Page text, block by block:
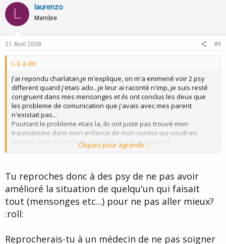
L laurenzo
Membre
21 Avril 2008 #9
L-S à dit:
J'ai repondu charlatan,je m'explique, on m'a emmené voir 2 psy
different quand j'etais ado...je leur ai raconté n'imp, je suis resté
congruent dans mes mensonges et ils ont conclus les deux que
les probleme de comunication que j'avais avec mes parent
n'existait pas...
Pourtant le probleme etais la, ils ont juste pas trouvé mon
traumatisme dans mon enfance de mon surmoi qui voudrais
manger mon moi enfant et et mon moi grand parent...
Cliquez pour agrandir...
Tu reproches donc à des psy de ne pas avoir
amélioré la situation de quelqu'un qui faisait
tout (mensonges etc...) pour ne pas aller mieux?
:roll:
Reprocherais-tu à un médecin de ne pas soigner